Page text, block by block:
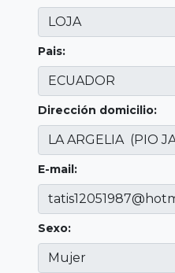
Pais:
Dirección domicilio:
E-mail:
Sexo: